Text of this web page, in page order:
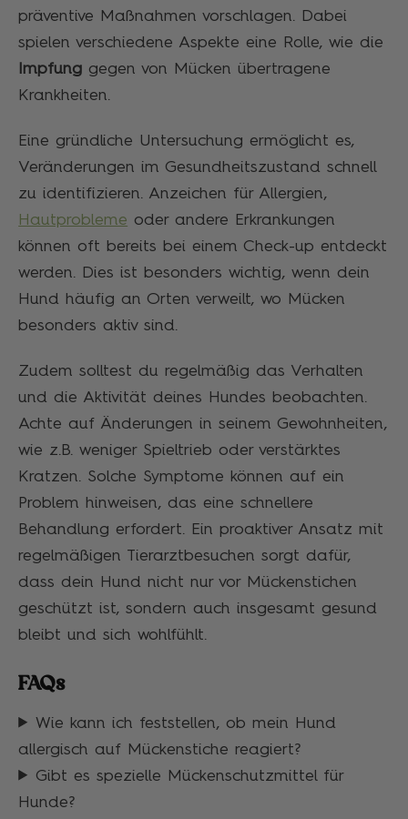
präventive Maßnahmen vorschlagen. Dabei
spielen verschiedene Aspekte eine Rolle, wie die
Impfung gegen von Mücken übertragene
Krankheiten.
Eine gründliche Untersuchung ermöglicht es,
Veränderungen im Gesundheitszustand schnell
zu identifizieren. Anzeichen für Allergien,
Hautprobleme oder andere Erkrankungen
können oft bereits bei einem Check-up entdeckt
werden. Dies ist besonders wichtig, wenn dein
Hund häufig an Orten verweilt, wo Mücken
besonders aktiv sind.
Zudem solltest du regelmäßig das Verhalten
und die Aktivität deines Hundes beobachten.
Achte auf Änderungen in seinem Gewohnheiten,
wie z.B. weniger Spieltrieb oder verstärktes
Kratzen. Solche Symptome können auf ein
Problem hinweisen, das eine schnellere
Behandlung erfordert. Ein proaktiver Ansatz mit
regelmäßigen Tierarztbesuchen sorgt dafür,
dass dein Hund nicht nur vor Mückenstichen
geschützt ist, sondern auch insgesamt gesund
bleibt und sich wohlfühlt.
FAQs
Wie kann ich feststellen, ob mein Hund
allergisch auf Mückenstiche reagiert?
Gibt es spezielle Mückenschutzmittel für
Hunde?